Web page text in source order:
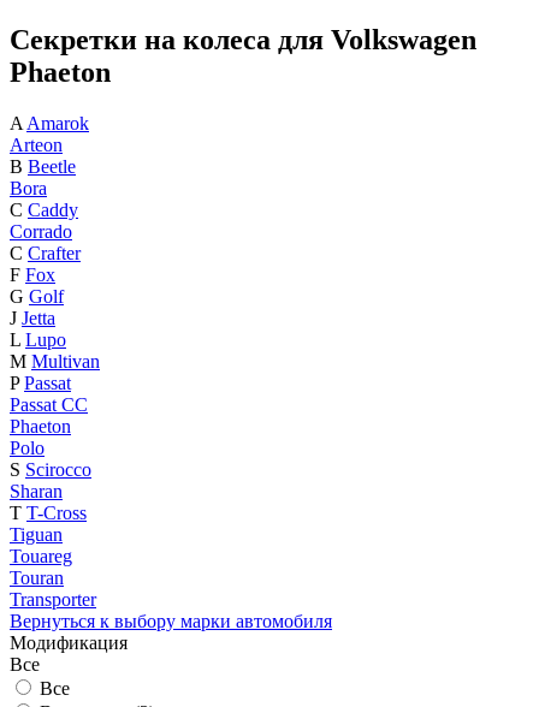
Секретки на колеса для Volkswagen
Phaeton
A Amarok
Arteon
B Beetle
Bora
C Caddy
Corrado
C Crafter
F Fox
G Golf
J Jetta
L Lupo
M Multivan
P Passat
Passat CC
Phaeton
Polo
S Scirocco
Sharan
T T-Cross
Tiguan
Touareg
Touran
Transporter
Вернуться к выбору марки автомобиля
Модификация
Все
Все